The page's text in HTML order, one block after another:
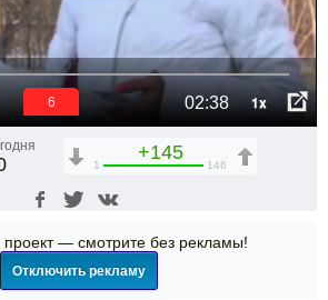
02:38 1x
6
+145
1 146
— смотрите без рекламы!
Отключить рекламу